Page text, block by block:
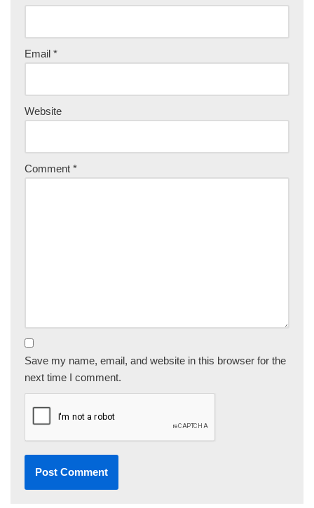
Email *
Website
Comment *
Save my name, email, and website in this browser for the
next time I comment.